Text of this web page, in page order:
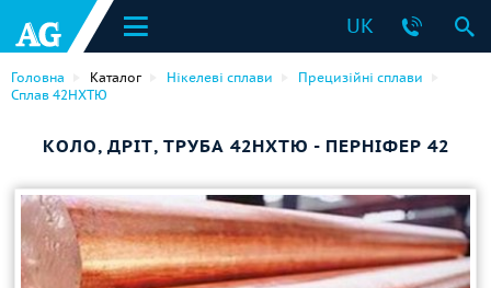
UK
Головна Каталог Нікелеві сплави
Прецизійні сплави
Сплав 42НХТЮ
КОЛО, ДРІТ, ТРУБА 42НХТЮ - ПЕРНІФЕР 42